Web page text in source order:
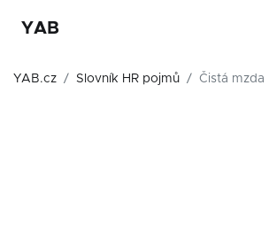
YAB
YAB.cz Slovník HR pojmů Čistá mzda